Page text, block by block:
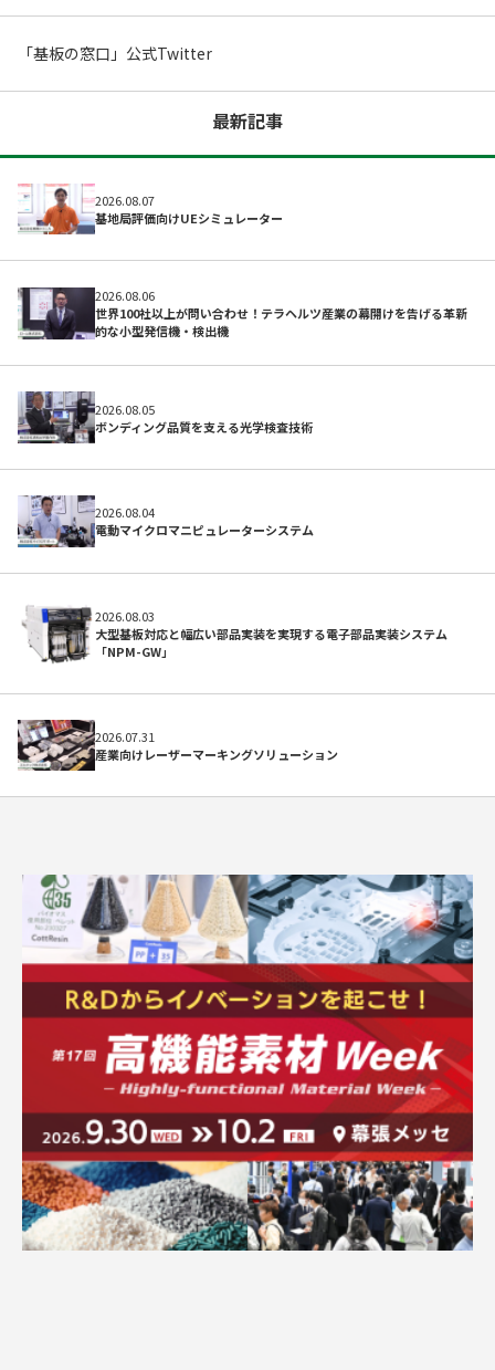
取材予定
開発サポートのお願い
よくある質問
「基板の窓口」公式Twitter
最新記事
2026.08.07
基地局評価向けUEシミュレーター
2026.08.06
世界100社以上が問い合わせ！テラヘルツ産業の幕開けを告げる革新
的な小型発信機・検出機
2026.08.05
ボンディング品質を支える光学検査技術
2026.08.04
電動マイクロマニピュレーターシステム
2026.08.03
大型基板対応と幅広い部品実装を実現する電子部品実装システム
「NPM-GW」
2026.07.31
産業向けレーザーマーキングソリューション